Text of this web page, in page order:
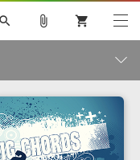
search
ルカ V4X
MEIKO V3
SPITFIRE AUDIO
ライセンスフリーBGM
attach_file shopping_cart